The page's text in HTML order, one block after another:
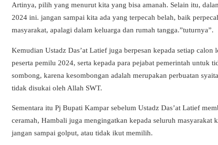
Artinya, pilih yang menurut kita yang bisa amanah. Selain itu,
2024 ini. jangan sampai kita ada yang terpecah belah, baik
masyarakat, apalagi dalam keluarga dan rumah tangga.”tuturnya”.
Kemudian Ustadz Das’at Latief juga berpesan kepada setiap calon
peserta pemilu 2024, serta kepada para pejabat pemerintah untuk
sombong, karena kesombongan adalah merupakan perbuatan
tidak disukai oleh Allah SWT.
Sementara itu Pj Bupati Kampar sebelum Ustadz Das’at Latief
ceramah, Hambali juga mengingatkan kepada seluruh masyarakat
jangan sampai golput, atau tidak ikut memilih.